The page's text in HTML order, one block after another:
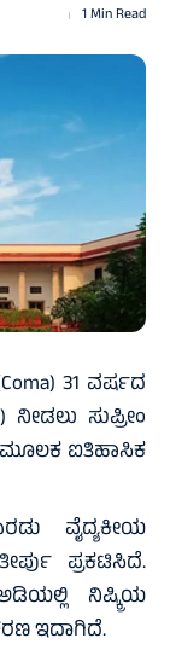
1 Min Read
31 ವರ್ಷದ
ಸುಪ್ರೀಂ
ಮೂಲಕ ಐತಿಹಾಸಿಕ
ವೈದ್ಯಕೀಯ
ಪ್ರಕಟಿಸಿದೆ.
ನಿಷ್ಕ್ರಿಯ
ಇದಾಗಿದೆ.